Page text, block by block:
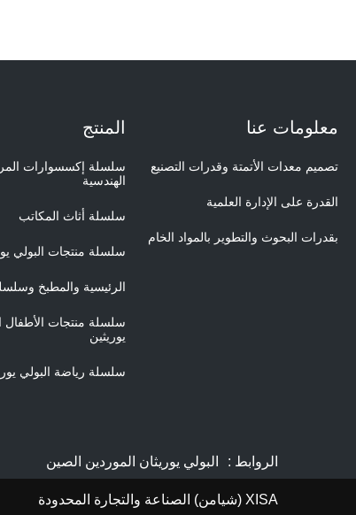
معلومات عنا
تصميم معدات الأتمتة وقدرات التصنيع
القدرة على الإدارة العلمية
بقدرات البحوث والتطوير بالمواد الخام
المنتج
سلسلة إكسسوارات
الهندسية
سلسلة أثاث المكاتب
سلسلة منتجات البولي
الرئيسية والمطبخ
سلسلة منتجات الأطفال
يوريثين
سلسلة رياضة البولي
الروابط : البولي يوريثان الموردين الصين
XISA (شيامن) الصناعة والتجارة المحدودة